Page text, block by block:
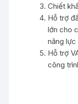
Chiết
Hỗ trợ
lớn cho
năng lực
Hỗ trợ
công